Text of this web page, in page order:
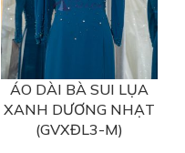
ÁO DÀI BÀ SUI LỤA
XANH DƯƠNG NHẠT
(GVXĐL3-M)